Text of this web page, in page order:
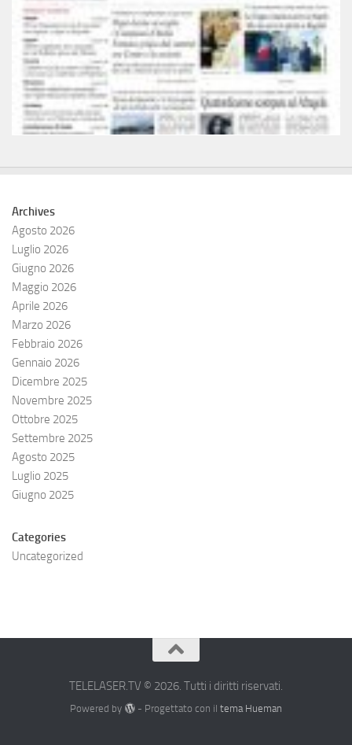
Archives
Agosto 2026
Luglio 2026
Giugno 2026
Maggio 2026
Aprile 2026
Marzo 2026
Febbraio 2026
Gennaio 2026
Dicembre 2025
Novembre 2025
Ottobre 2025
Settembre 2025
Agosto 2025
Luglio 2025
Giugno 2025
Categories
Uncategorized
TELELASER.TV © 2026. Tutti i diritti riservati.
Powered by - Progettato con il tema Hueman